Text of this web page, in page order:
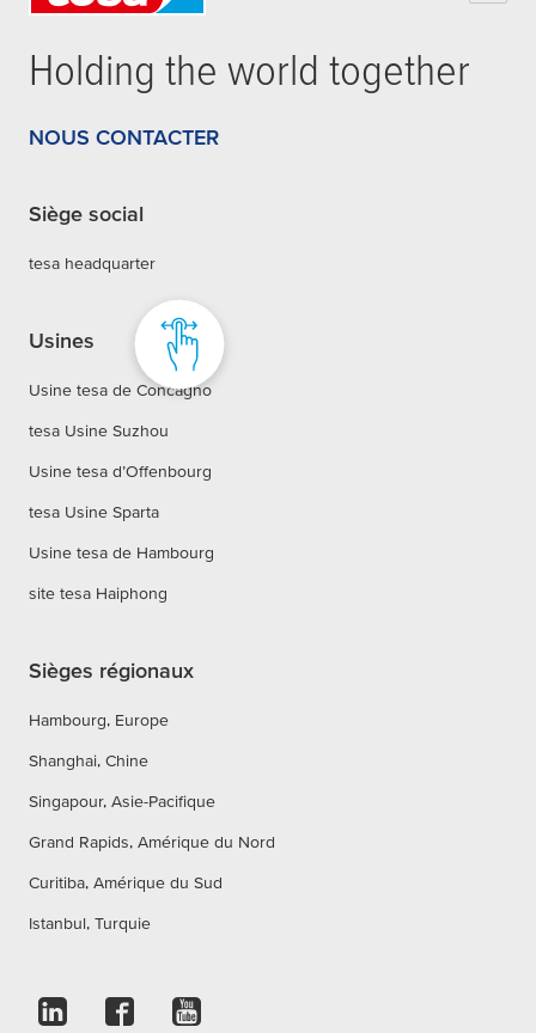
Holding the world together
NOUS CONTACTER
Siège social
tesa headquarter
Usines
Usine tesa de Concagno
tesa Usine Suzhou
Usine tesa d’Offenbourg
tesa Usine Sparta
Usine tesa de Hambourg
site tesa Haiphong
Sièges régionaux
Hambourg, Europe
Shanghai, Chine
Singapour, Asie-Pacifique
Grand Rapids, Amérique du Nord
Curitiba, Amérique du Sud
Istanbul, Turquie